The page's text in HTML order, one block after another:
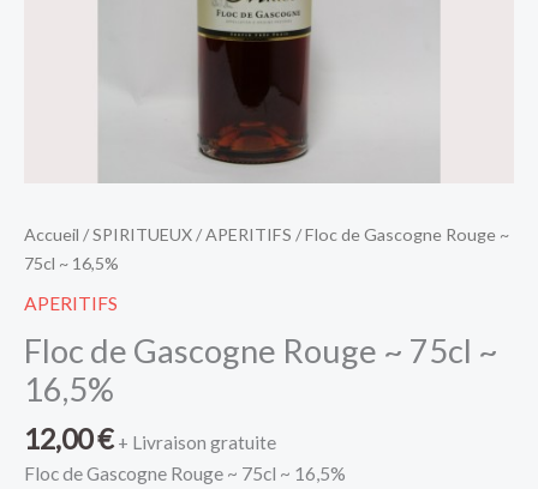
Accueil /SPIRITUEUX/APERITIFS / Floc de Gascogne Rouge ~
75cl ~ 16,5%
APERITIFS
Floc de Gascogne Rouge ~ 75cl ~
16,5%
12,00€ + Livraison gratuite
Floc de Gascogne Rouge ~ 75cl ~ 16,5%